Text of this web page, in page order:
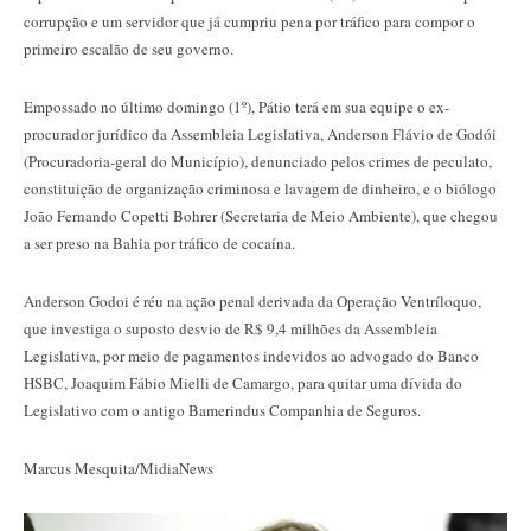
corrupção e um servidor que já cumpriu pena por tráfico para compor o
primeiro escalão de seu governo.
Empossado no último domingo (1º), Pátio terá em sua equipe o ex-
procurador jurídico da Assembleia Legislativa, Anderson Flávio de Godói
(Procuradoria-geral do Município), denunciado pelos crimes de peculato,
constituição de organização criminosa e lavagem de dinheiro, e o biólogo
João Fernando Copetti Bohrer (Secretaria de Meio Ambiente), que chegou
a ser preso na Bahia por tráfico de cocaína.
Anderson Godoi é réu na ação penal derivada da Operação Ventríloquo,
que investiga o suposto desvio de R$ 9,4 milhões da Assembleia
Legislativa, por meio de pagamentos indevidos ao advogado do Banco
HSBC, Joaquim Fábio Mielli de Camargo, para quitar uma dívida do
Legislativo com o antigo Bamerindus Companhia de Seguros.
Marcus Mesquita/MidiaNews